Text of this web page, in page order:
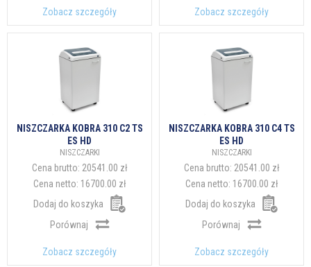
Zobacz szczegóły Zobacz szczegóły
NISZCZARKA KOBRA 310 C2 TS
ES HD
NISZCZARKI
Cena brutto: 20541.00 zł
Cena netto: 16700.00 zł
Dodaj do koszyka
Porównaj
Zobacz szczegóły
NISZCZARKA KOBRA 310 C4 TS
ES HD
NISZCZARKI
Cena brutto: 20541.00 zł
Cena netto: 16700.00 zł
Dodaj do koszyka
Porównaj
Zobacz szczegóły